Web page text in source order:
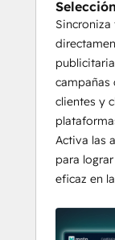
campañas
clientes y
Activa las
para
eficaz en